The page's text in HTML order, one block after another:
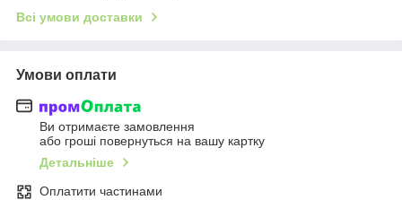
Всі умови доставки
Умови оплати
Ви отримаєте замовлення
або гроші повернуться на вашу картку
Детальніше
Оплатити частинами